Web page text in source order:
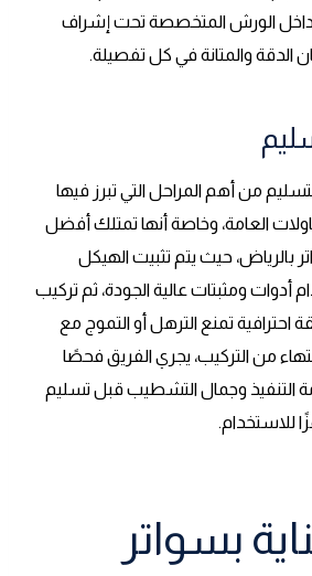
داخل الورش المتخصصة تحت إشراف
الدقة والمتانة في كل تفصيلة.
من أهم المراحل التي تبرز فيها
العامة، وخاصة أنها تمتلك أفضل
حيث يتم تثبيت الهيكل
ومثبتات عالية الجودة، ثم تركيب
تمنع الترهل أو التموج مع
من التركيب، يجري الفريق فحصًا
التنفيذ وجمال التشطيب قبل تسليم
للاستخدام.
بسواتر